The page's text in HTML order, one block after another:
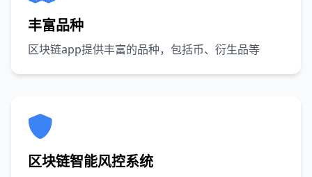
丰富品种
区块链app提供丰富的品种，包括币、衍生品等
区块链智能风控系统